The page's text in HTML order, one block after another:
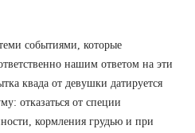
событиями, которые
нашим ответом на эти
квада от девушки датируется
отказаться от специи
кормления грудью и при